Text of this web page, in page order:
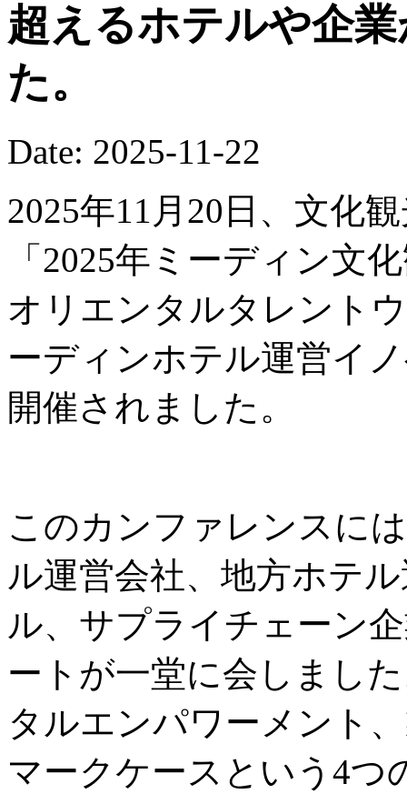
超えるホテルや企
た。
Date: 2025-11-22
2025年11月20日、文化
「2025年ミーディン文
オリエンタルタレント
ーディンホテル運営イ
開催されました。
このカンファレンスに
ル運営会社、地方ホテ
ル、サプライチェーン
ートが一堂に会しまし
タルエンパワーメント
マークケースという4つ